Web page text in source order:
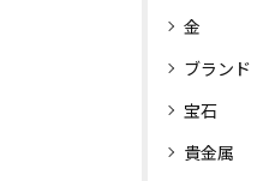
金
ブランド
宝石
貴金属